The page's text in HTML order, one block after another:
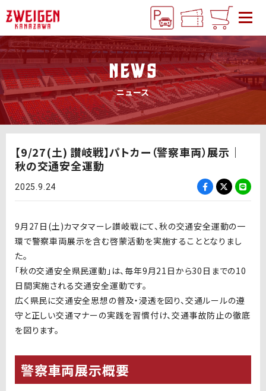
NEWS
ニュース
【9/27(土) 讃岐戦】パトカー（警察車両）展示｜
秋の交通安全運動
2025.9.24
9月27日(土)カマタマーレ讃岐戦にて、秋の交通安全運動の一
環で警察車両展示を含む啓蒙活動を実施することとなりまし
た。
「秋の交通安全県民運動 」は、毎年9月21日から30日までの10
日間実施される交通安全運動です。
広く県民に交通安全思想の普及・浸透を図り、交通ルールの遵
守と正しい交通マナーの実践を習慣付け、交通事故防止の徹底
を図ります。
警察車両展示概要